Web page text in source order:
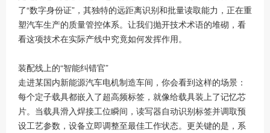
了“数字身份证”，其独特的远距离识别和批量读取能力，正在重
塑汽车生产的质量管控体系。让我们抛开技术术语的堆砌，看
看这项技术在实际产线中究竟如何发挥作用。
装配线上的“智能纠错官”
走进某国内新能源汽车电机制造车间，你会看到这样的场景：
每个定子载具都嵌入了超高频标签，就像给载具装上了记忆芯
片。当载具滑入焊接工位瞬间，读写器自动识别标签并调取预
设工艺参数，设备立即调整至最佳工作状态。更关键的是，系